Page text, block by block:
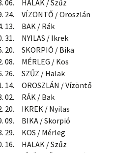
06. HALAK / Szűz
24. VÍZÖNTŐ / Oroszlán
13. BAK / Rák
31. NYILAS / Ikrek
20. SKORPIÓ / Bika
08. MÉRLEG / Kos
26. SZŰZ / Halak
14. OROSZLÁN / Vízöntő
02. RÁK / Bak
20. IKREK / Nyilas
09. BIKA / Skorpió
29. KOS / Mérleg
16. HALAK / Szűz